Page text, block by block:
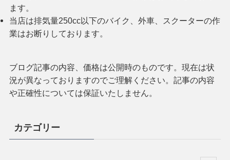
ます。
当店は排気量250cc以下のバイク、外車、スクーターの作
業はお断りしております。
ブログ記事の内容、価格は公開時のものです。現在は状
況が異なっておりますのでご理解ください。記事の内容
や正確性については保証いたしません。
カテゴリー